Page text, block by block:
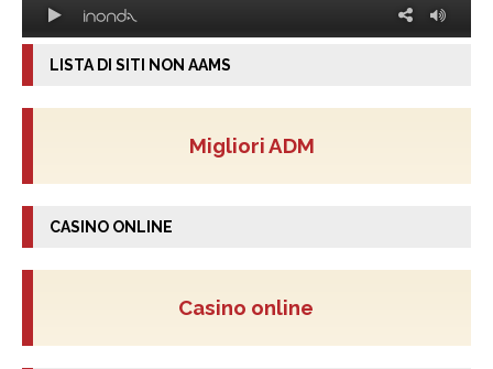
LISTA DI SITI NON AAMS
Migliori ADM
CASINO ONLINE
Casino online